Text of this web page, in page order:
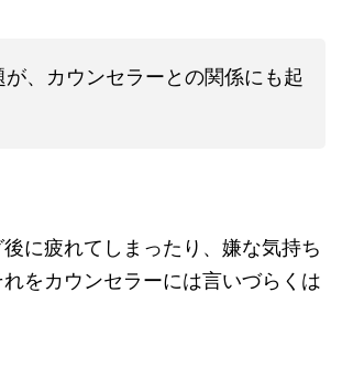
が、カウンセラーとの関係にも起
に疲れてしまったり、嫌な気持ち
をカウンセラーには言いづらくは